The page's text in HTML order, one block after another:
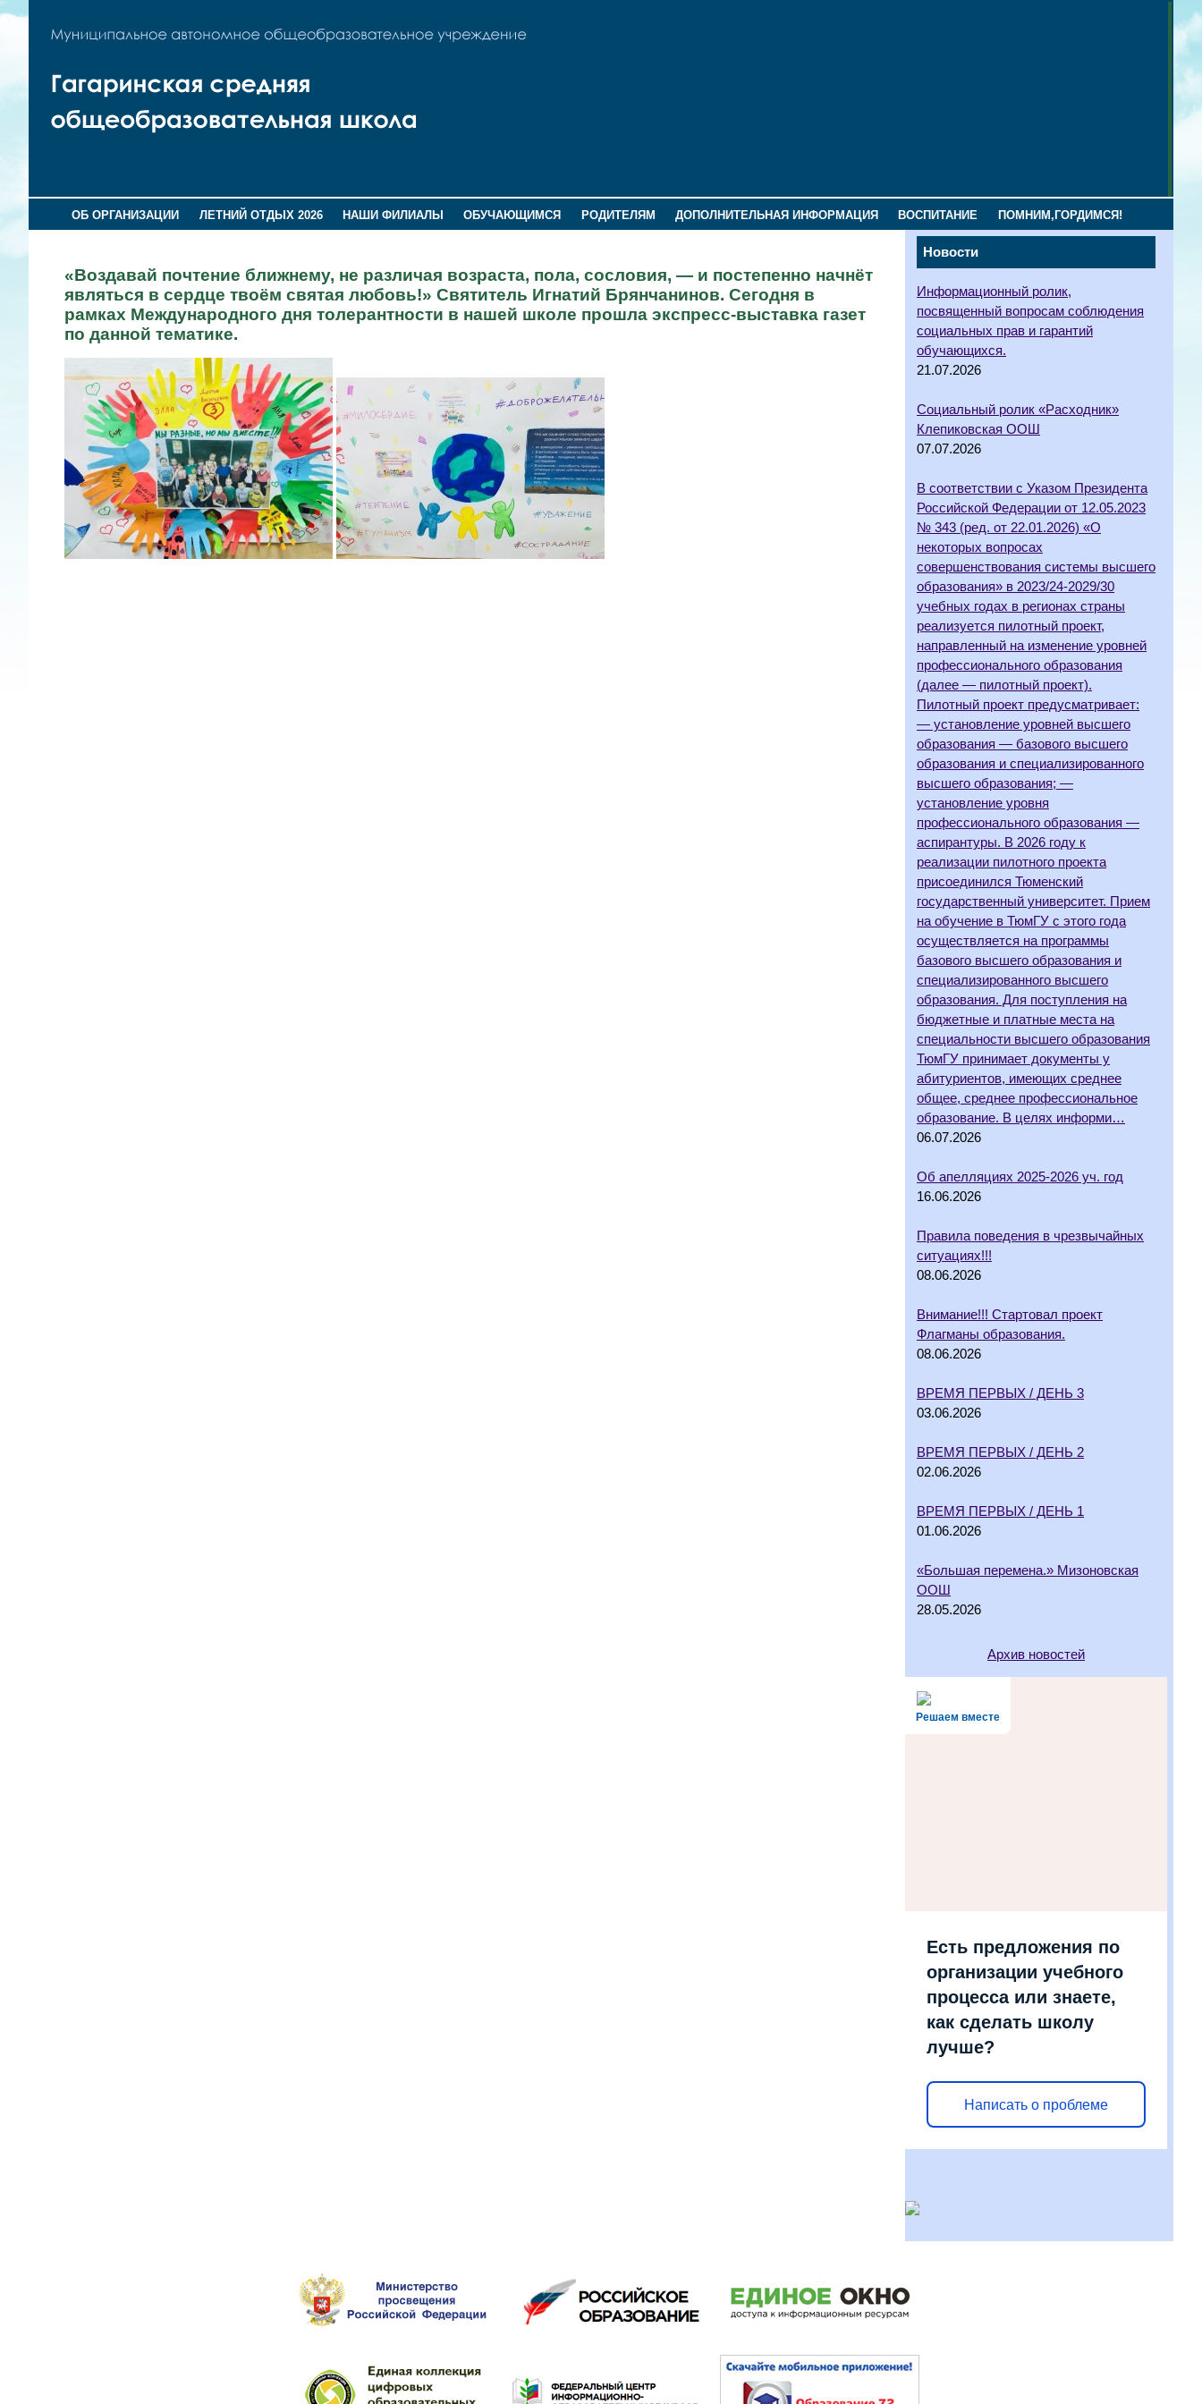
ОБ ОРГАНИЗАЦИИ ЛЕТНИЙ ОТДЫХ 2026 НАШИ ФИЛИАЛЫ ОБУЧАЮЩИМСЯ РОДИТЕЛЯМ ДОПОЛНИТЕЛЬНАЯ ИНФОРМАЦИЯ ВОСПИТАНИЕ ПОМНИМ,ГОРДИМСЯ!
Новости
Информационный ролик,
посвященный вопросам соблюдения
социальных прав и гарантий
обучающихся.
21.07.2026
Социальный ролик «Расходник»
Клепиковская ООШ
07.07.2026
В соответствии с Указом Президента
Российской Федерации от 12.05.2023
№ 343 (ред. от 22.01.2026) «О
некоторых вопросах
совершенствования системы высшего
образования» в 2023/24-2029/30
учебных годах в регионах страны
реализуется пилотный проект,
направленный на изменение уровней
профессионального образования
(далее — пилотный проект).
Пилотный проект предусматривает:
— установление уровней высшего
образования — базового высшего
образования и специализированного
высшего образования; —
установление уровня
профессионального образования —
аспирантуры. В 2026 году к
реализации пилотного проекта
присоединился Тюменский
государственный университет. Прием
на обучение в ТюмГУ с этого года
осуществляется на программы
базового высшего образования и
специализированного высшего
образования. Для поступления на
бюджетные и платные места на
специальности высшего образования
ТюмГУ принимает документы у
абитуриентов, имеющих среднее
общее, среднее профессиональное
образование. В целях информи…
06.07.2026
Об апелляциях 2025-2026 уч. год
16.06.2026
Правила поведения в чрезвычайных
ситуациях!!!
08.06.2026
Внимание!!! Стартовал проект
Флагманы образования.
08.06.2026
ВРЕМЯ ПЕРВЫХ / ДЕНЬ 3
03.06.2026
ВРЕМЯ ПЕРВЫХ / ДЕНЬ 2
02.06.2026
ВРЕМЯ ПЕРВЫХ / ДЕНЬ 1
01.06.2026
«Большая перемена.» Мизоновская
ООШ
28.05.2026
Архив новостей
Решаем вместе
Есть предложения по
организации учебного
процесса или знаете,
как сделать школу
лучше?
Написать о проблеме
«Воздавай почтение ближнему, не различая возраста, пола, сословия, — и постепенно начнёт
являться в сердце твоём святая любовь!» Святитель Игнатий Брянчанинов. Сегодня в
рамках Международного дня толерантности в нашей школе прошла экспресс-выставка газет
по данной тематике.